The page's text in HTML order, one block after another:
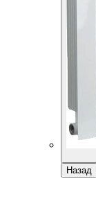
Назад